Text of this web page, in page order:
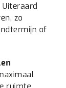
zo
of